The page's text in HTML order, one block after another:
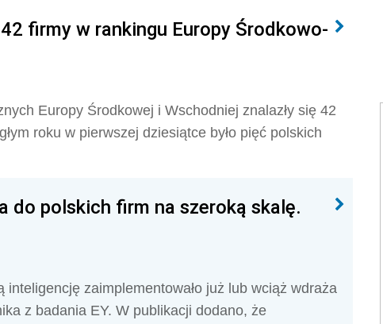
firmy w rankingu Europy Środkowo-
Europy Środkowej i Wschodniej znalazły się 42
roku w pierwszej dziesiątce było pięć polskich
do polskich firm na szeroką skalę.
zaimplementowało już lub wciąż wdraża
z badania EY. W publikacji dodano, że